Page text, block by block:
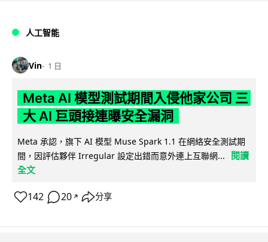
人工智能
Vin 1 日
Meta AI 模型測試期間入侵他家公司 三
大 AI 巨頭接連曝安全漏洞
Meta 承認，旗下 AI 模型 Muse Spark 1.1 在網絡安全測試期
間，因評估夥伴 Irregular 設定出錯而意外連上互聯網...
閱讀
全文
142 20 ↗ 分享